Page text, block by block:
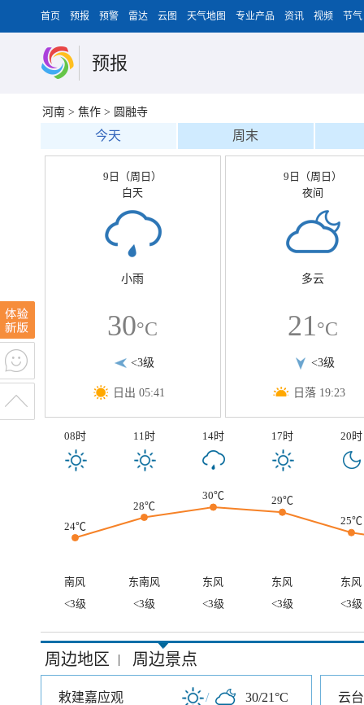
首页 预报 预警 雷达 云图 天气地图 专业产品 资讯 视频 节气
预报
河南 > 焦作 > 圆融寺
今天 周末
9日（周日）
白天
小雨
30°C
<3级
日出 05:41
9日（周日）
夜间
多云
21°C
<3级
日落 19:23
08时 11时 14时 17时 20时
24℃
28℃
30℃
29℃
25℃
南风 东南风 东风 东风
东风
<3级
<3级 <3级 <3级 <3级
周边地区 | 周边景点
敕建嘉应观 / 30/21°C 云